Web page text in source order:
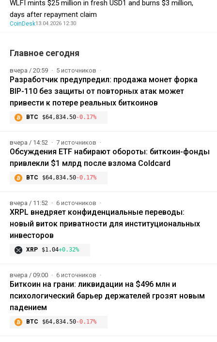
WLFI mints $25 million in fresh USD1 and burns $3 million,
days after repayment claim
CoinDesk13.04.2026 12:30
Главное сегодня
вчера / 20:59 5 источников
Разработчик предупредил: продажа монет форка
BIP-110 без защиты от повторных атак может
привести к потере реальных биткоинов
BTC $64,834.50-0.17%
вчера / 14:52 7 источников
Обсуждения ETF набирают обороты: биткоин-фонды
привлекли $1 млрд после взлома Coldcard
BTC $64,834.50-0.17%
вчера / 11:52 6 источников
XRPL внедряет конфиденциальные переводы:
новый виток приватности для институциональных
инвесторов
XRP $1.04+0.32%
вчера / 09:00 6 источников
Биткоин на грани: ликвидации на $496 млн и
психологический барьер держателей грозят новым
падением
BTC $64,834.50-0.17%